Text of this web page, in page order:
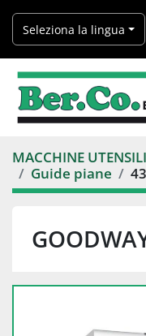
Seleziona la lingua
MACCHINE UTENSILI
Guide piane